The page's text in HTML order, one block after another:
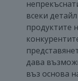
всеки
продуктите
дава
въз основа